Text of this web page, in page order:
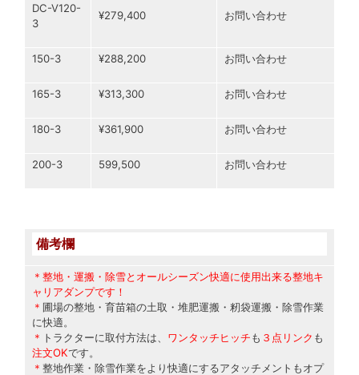
DC-V120-
3
¥279,400 お問い合わせ
150-3 ¥288,200 お問い合わせ
165-3 ¥313,300 お問い合わせ
180-3 ¥361,900 お問い合わせ
200-3 599,500 お問い合わせ
備考欄
＊整地・運搬・除雪とオールシーズン快適に使用出来る整地キ
ャリアダンプです！
＊ 圃場の整地・育苗箱の土取・堆肥運搬・籾袋運搬・除雪作業
に快適。
＊ トラクターに取付方法は、 ワンタッチヒッチも ３点リンク も
注文OKです。
＊ 整地作業・除雪作業をより快適にするアタッチメントもオプ